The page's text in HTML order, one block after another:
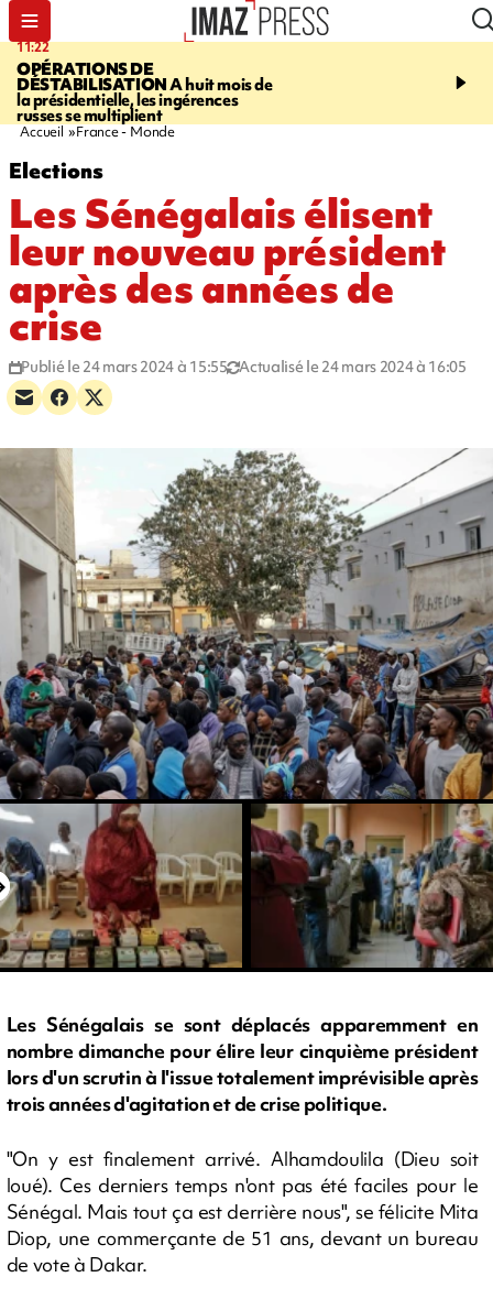
11:22
OPÉRATIONS DE
DÉSTABILISATIONA huit mois de
la présidentielle, les ingérences
russes se multiplient
14:51
Rivière triple champion
Accueil France - Monde
Elections
Les Sénégalais élisent
leur nouveau président
après des années de
crise
Publié le 24 mars 2024 à 15:55 Actualisé le 24 mars 2024 à 16:05
Les Sénégalais se sont déplacés apparemment en
nombre dimanche pour élire leur cinquième président
lors d'un scrutin à l'issue totalement imprévisible après
trois années d'agitation et de crise politique.
"On y est finalement arrivé. Alhamdoulila (Dieu soit
loué). Ces derniers temps n'ont pas été faciles pour le
Sénégal. Mais tout ça est derrière nous", se félicite Mita
Diop, une commerçante de 51 ans, devant un bureau
de vote à Dakar.